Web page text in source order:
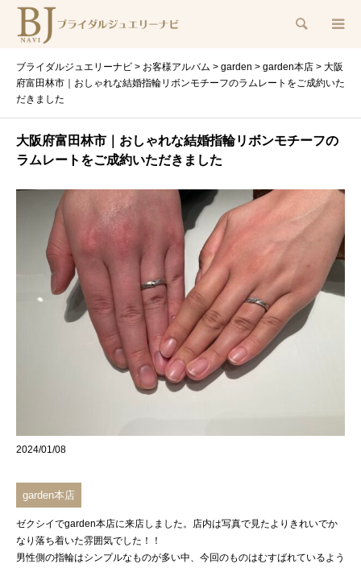
検索
ブライダルジュエリーナビ > お客様アルバム > garden > garden本店 > 大阪
府富田林市｜おしゃれな結婚指輪リボンモチーフのラムレートをご成約いた
だきました
大阪府富田林市｜おしゃれな結婚指輪リボンモチーフの
ラムレートをご成約いただきました
2024/01/08
garden本店
ゼクシイでgarden本店に来店しました。店内は写真で見たよりきれいでか
なり落ち着いた雰囲気でした！！
男性側の指輪はシンプルなものが多い中、今回のものはむすばれているよう